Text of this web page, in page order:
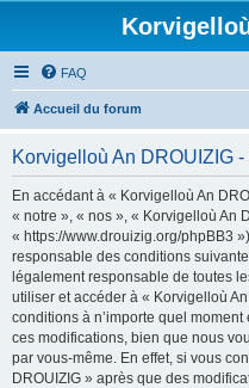
FAQ
Accueil du forum
Korvigelloù An DROUIZIG
En accédant à « Korvigelloù An
« notre », « nos », « Korvigelloù An
« https://www.drouizig.org/phpBB3
responsable des conditions
légalement responsable de toutes
utiliser et accéder à « Korvigelloù
conditions à n’importe quel
ces modifications, bien que nous
par vous-même. En effet, si vous
DROUIZIG » après que des